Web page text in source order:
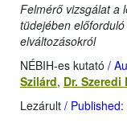
Felmérő vizsgálat a
tüdejében
elváltozásokról
NÉBIH-es kutató /
Szilárd, Dr. Szeredi
Lezárult / Published: